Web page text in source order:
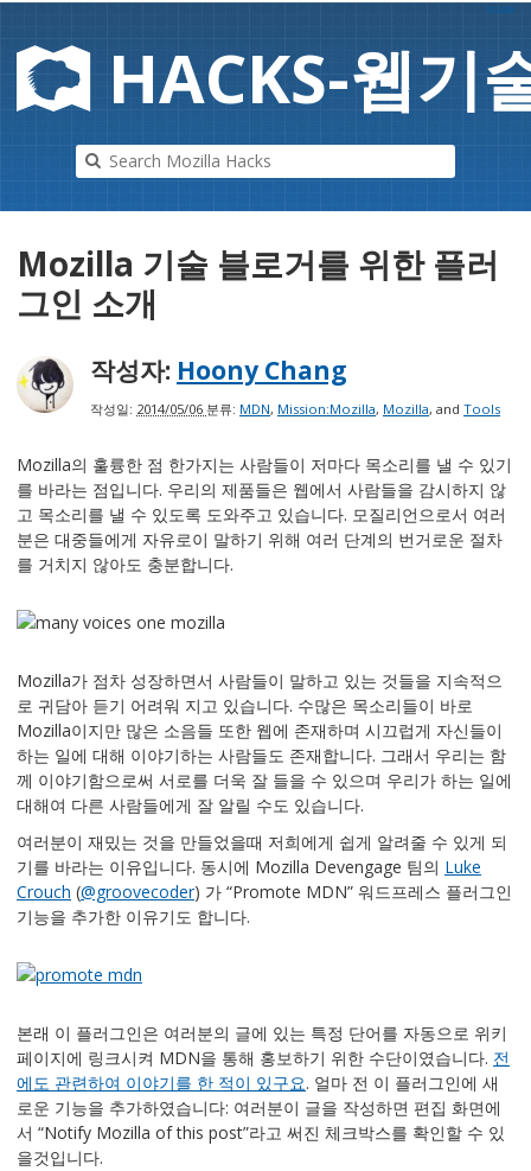
Mozilla
HACKS-웹기
Mozilla 기술 블로거를 위한 플러
그인 소개
작성자: Hoony Chang
작성일: 2014/05/06 분류: MDN, Mission:Mozilla, Mozilla, and Tools
Mozilla의 훌륭한 점 한가지는 사람들이 저마다 목소리를 낼 수 있기
를 바라는 점입니다. 우리의 제품들은 웹에서 사람들을 감시하지 않
고 목소리를 낼 수 있도록 도와주고 있습니다. 모질리언으로서 여러
분은 대중들에게 자유로이 말하기 위해 여러 단계의 번거로운 절차
를 거치지 않아도 충분합니다.
Mozilla가 점차 성장하면서 사람들이 말하고 있는 것들을 지속적으
로 귀담아 듣기 어려워 지고 있습니다. 수많은 목소리들이 바로
Mozilla이지만 많은 소음들 또한 웹에 존재하며 시끄럽게 자신들이
하는 일에 대해 이야기하는 사람들도 존재합니다. 그래서 우리는 함
께 이야기함으로써 서로를 더욱 잘 들을 수 있으며 우리가 하는 일에
대해여 다른 사람들에게 잘 알릴 수도 있습니다.
여러분이 재밌는 것을 만들었을때 저희에게 쉽게 알려줄 수 있게 되
기를 바라는 이유입니다. 동시에 Mozilla Devengage 팀의 Luke
Crouch (@groovecoder) 가 “Promote MDN” 워드프레스 플러그인
기능을 추가한 이유기도 합니다.
본래 이 플러그인은 여러분의 글에 있는 특정 단어를 자동으로 위키
페이지에 링크시켜 MDN을 통해 홍보하기 위한 수단이였습니다. 전
에도 관련하여 이야기를 한 적이 있구요. 얼마 전 이 플러그인에 새
로운 기능을 추가하였습니다: 여러분이 글을 작성하면 편집 화면에
서 “Notify Mozilla of this post”라고 써진 체크박스를 확인할 수 있
을것입니다.